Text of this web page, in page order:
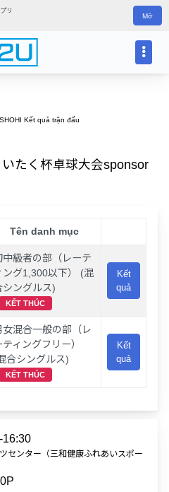
リ
Mở
Kết quả trận đấu
たく杯卓球大会sponsor
Tên danh mục
中級者の部（レーテ
ング1,300以下） (混
シングルス)
KẾT THÚC
Kết
quả
女混合一般の部（レ
ティングフリー）
合シングルス)
KẾT THÚC
Kết
quả
16:30
センター（三和健康ふれあいスポー